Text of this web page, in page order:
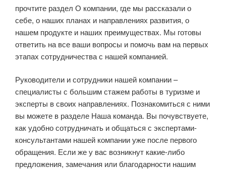
прочтите раздел О компании, где мы рассказали о
себе, о наших планах и направлениях развития, о
нашем продукте и наших преимуществах. Мы готовы
ответить на все ваши вопросы и помочь вам на первых
этапах сотрудничества с нашей компанией.
Руководители и сотрудники нашей компании –
специалисты с большим стажем работы в туризме и
эксперты в своих направлениях. Познакомиться с ними
вы можете в разделе Наша команда. Вы почувствуете,
как удобно сотрудничать и общаться с экспертами-
консультантами нашей компании уже после первого
обращения. Если же у вас возникнут какие-либо
предложения, замечания или благодарности нашим